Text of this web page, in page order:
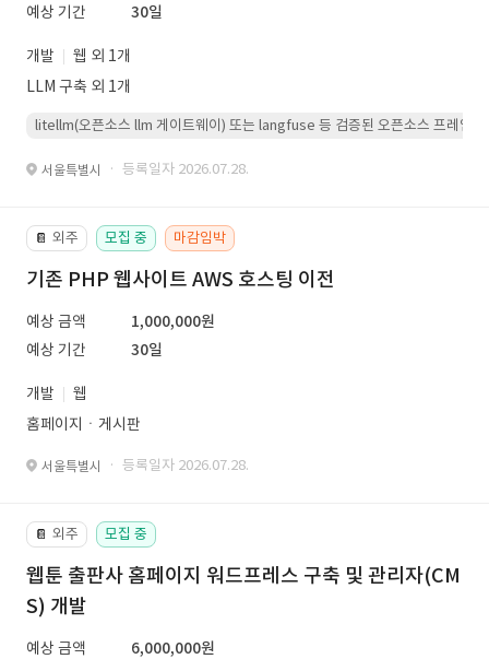
예상 기간
30일
개발
웹 외 1개
LLM 구축 외 1개
litellm(오픈소스 llm 게이트웨이) 또는 langfuse 등 검증된 오픈소스 프레임워
서울특별시 · 등록일자 2026.07.28.
📔 외주 모집 중 마감임박
기존 PHP 웹사이트 AWS 호스팅 이전
예상 금액
1,000,000원
예상 기간
30일
개발
웹
홈페이지ㆍ게시판
서울특별시 · 등록일자 2026.07.28.
📔 외주 모집 중
웹툰 출판사 홈페이지 워드프레스 구축 및 관리자(CM
S) 개발
예상 금액
6,000,000원